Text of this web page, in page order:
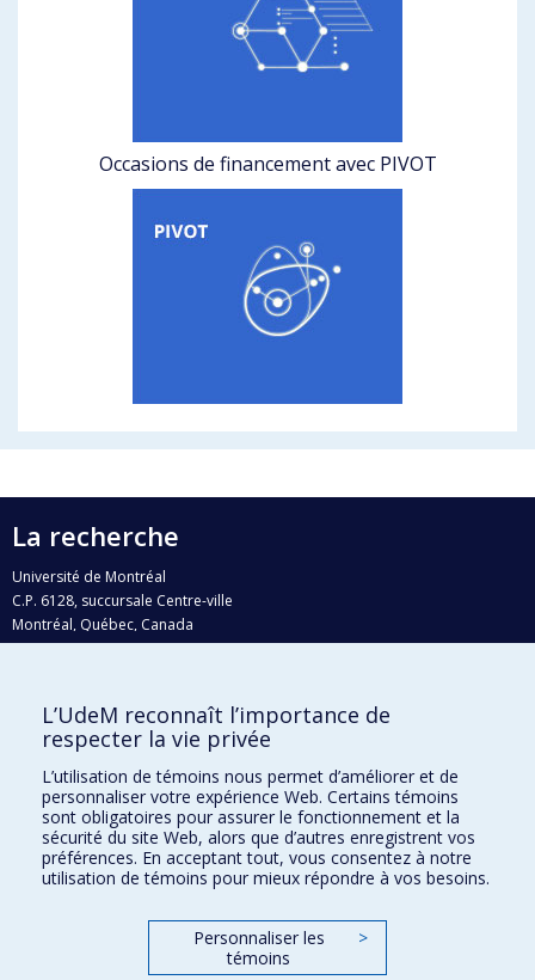
Occasions de financement avec PIVOT
La recherche
Université de Montréal
C.P. 6128, succursale Centre-ville
Montréal, Québec, Canada
H3C 3J7
Qui fait quoi?
Nous trouver
Plan du site
Accessibilité
L’UdeM reconnaît l’importance de
respecter la vie privée
L’utilisation de témoins nous permet d’améliorer et de
personnaliser votre expérience Web. Certains témoins
sont obligatoires pour assurer le fonctionnement et la
sécurité du site Web, alors que d’autres enregistrent vos
préférences. En acceptant tout, vous consentez à notre
utilisation de témoins pour mieux répondre à vos besoins.
Personnaliser les
témoins
>